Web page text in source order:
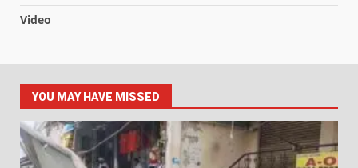
Video
YOU MAY HAVE MISSED